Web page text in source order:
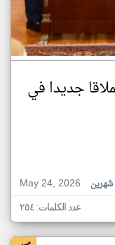
جديدا في
May 24, 2026
شهرين
عدد الكلمات: ٢٥٤